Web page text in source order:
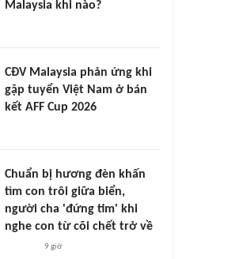
Malaysia khi nào?
CĐV Malaysia phản ứng khi
gặp tuyển Việt Nam ở bán
kết AFF Cup 2026
Chuẩn bị hương đèn khấn
tìm con trôi giữa biển,
người cha 'đứng tim' khi
nghe con từ cõi chết trở về
9 giờ